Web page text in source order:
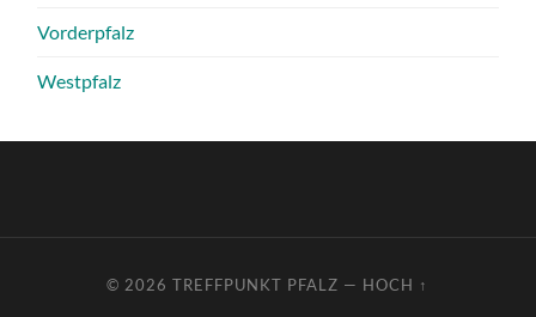
Vorderpfalz
Westpfalz
© 2026TREFFPUNKT PFALZ — HOCH ↑